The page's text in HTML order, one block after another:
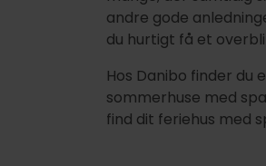
andre gode
du hurtigt få et
Hos Danibo finder du
sommerhuse med
find dit feriehus med